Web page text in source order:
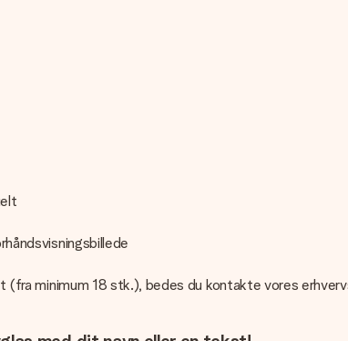
minimum 18 stk.), bedes du kontakte vores